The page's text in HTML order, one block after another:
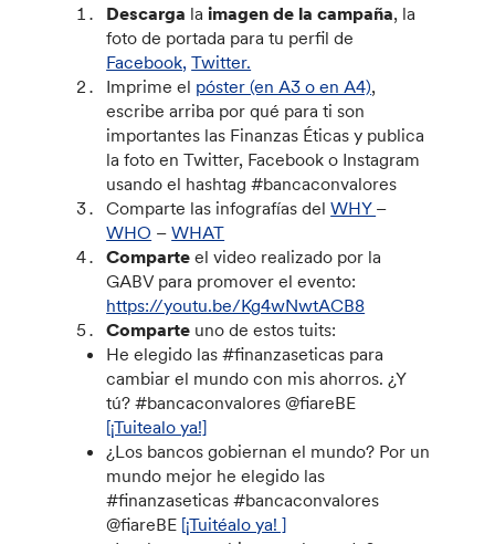
Descarga laimagen de la campaña, la
foto de portada para tu perfil de
Facebook, Twitter.
Imprime el póster (en A3 o en A4),
escribe arriba por qué para ti son
importantes las Finanzas Éticas y publica
la foto en Twitter, Facebook o Instagram
usando el hashtag #bancaconvalores
Comparte las infografías delWHY –
WHO –WHAT
Comparteel video realizado por la
GABV para promover el evento:
https://youtu.be/Kg4wNwtACB8
Comparte uno de estos tuits:
He elegido las #finanzaseticas para
cambiar el mundo con mis ahorros. ¿Y
tú? #bancaconvalores @fiareBE
[¡Tuitealo ya!]
¿Los bancos gobiernan el mundo? Por un
mundo mejor he elegido las
#finanzaseticas #bancaconvalores
@fiareBE [¡Tuitéalo ya! ]